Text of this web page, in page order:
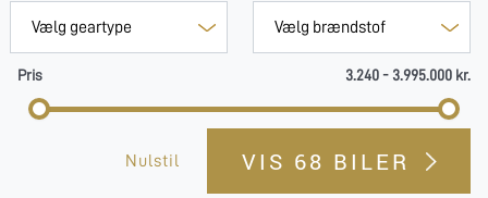
Pris 3.240 - 3.995.000 kr.
Nulstil VIS 68 BILER